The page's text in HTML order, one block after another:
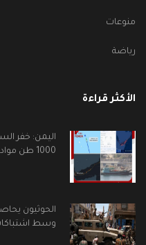
منوعات
رياضة
الأكثر قراءة
اليمن: خفر
1000 طن مواد مزدوجة الاستخدام قبالة لحج
الحوثيون
وسط